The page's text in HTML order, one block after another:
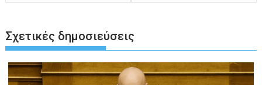
Σχετικές δημοσιεύσεις